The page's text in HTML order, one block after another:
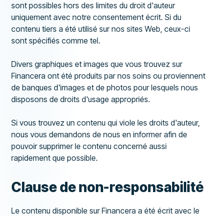
sont possibles hors des limites du droit d'auteur
uniquement avec notre consentement écrit. Si du
contenu tiers a été utilisé sur nos sites Web, ceux-ci
sont spécifiés comme tel.
Divers graphiques et images que vous trouvez sur
Financera ont été produits par nos soins ou proviennent
de banques d'images et de photos pour lesquels nous
disposons de droits d'usage appropriés.
Si vous trouvez un contenu qui viole les droits d'auteur,
nous vous demandons de nous en informer afin de
pouvoir supprimer le contenu concerné aussi
rapidement que possible.
Clause de non-responsabilité
Le contenu disponible sur Financera a été écrit avec le